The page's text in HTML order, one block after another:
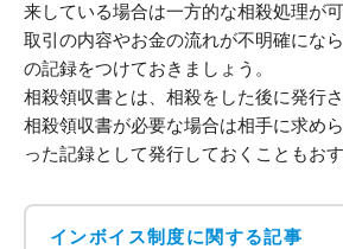
来している場合は一方的な相殺処理が可
取引の内容やお金の流れが不明確にな
の記録をつけておきましょう。
相殺領収書とは、相殺をした後に発行
相殺領収書が必要な場合は相手に求め
った記録として発行しておくこともおす
インボイス制度に関する記事